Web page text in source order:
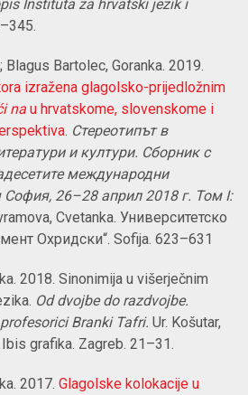
Instituta za hrvatski jezik i
Blagus Bartolec, Goranka. 2019.
izražena glagolsko-prijedložnim
na u hrvatskome, slovenskome i
. Стереотипът в
и култури. Сборник с
международни
София, 26–28 април 2018 г. Том I:
Cvetanka. Университетско
Охридски“. Sofija. 623–631
2018. Sinonimija u višerječnim
Od dvojbe do razdvojbe.
Branki Tafri. Ur. Košutar,
grafika. Zagreb. 21 –31.
2017. Glagolske kolokacije u